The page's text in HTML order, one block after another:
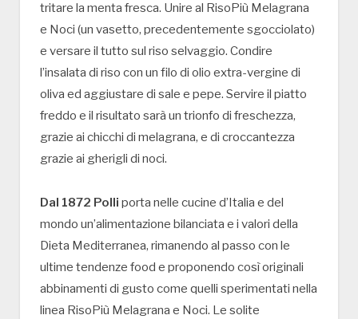
tritare la menta fresca. Unire al RisoPiù Melagrana
e Noci (un vasetto, precedentemente sgocciolato)
e versare il tutto sul riso selvaggio. Condire
l’insalata di riso con un filo di olio extra-vergine di
oliva ed aggiustare di sale e pepe. Servire il piatto
freddo e il risultato sarà un trionfo di freschezza,
grazie ai chicchi di melagrana, e di croccantezza
grazie ai gherigli di noci.
Dal 1872 Polli porta nelle cucine d’Italia e del
mondo un’alimentazione bilanciata e i valori della
Dieta Mediterranea, rimanendo al passo con le
ultime tendenze food e proponendo così originali
abbinamenti di gusto come quelli sperimentati nella
linea RisoPiù Melagrana e Noci. Le solite